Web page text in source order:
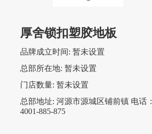
厚舍锁扣塑胶地板
品牌成立时间: 暂未设置
总部所在地: 暂未设置
门店数量: 暂未设置
总部地址: 河源市源城区铺前镇 电话：
4001-885-875